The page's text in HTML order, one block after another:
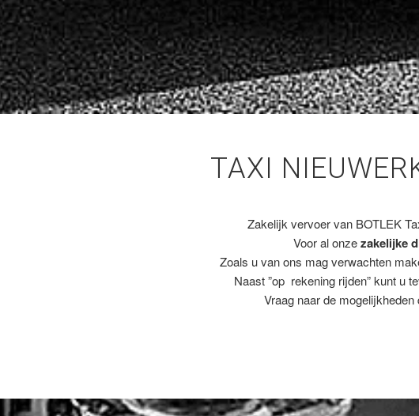
TAXI
Zakelijk vervoer van BOTLEK
Voor al onzezakelijke
Zoals u van ons mag verwachten
Naast ”op rekening rijden” kunt u
Vraag naar de